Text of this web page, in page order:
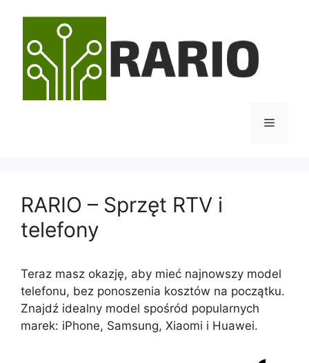
treści
Menu
RARIO – Sprzęt RTV i
telefony
Teraz masz okazję, aby mieć najnowszy model
telefonu, bez ponoszenia kosztów na początku.
Znajdź idealny model spośród popularnych
marek: iPhone, Samsung, Xiaomi i Huawei.